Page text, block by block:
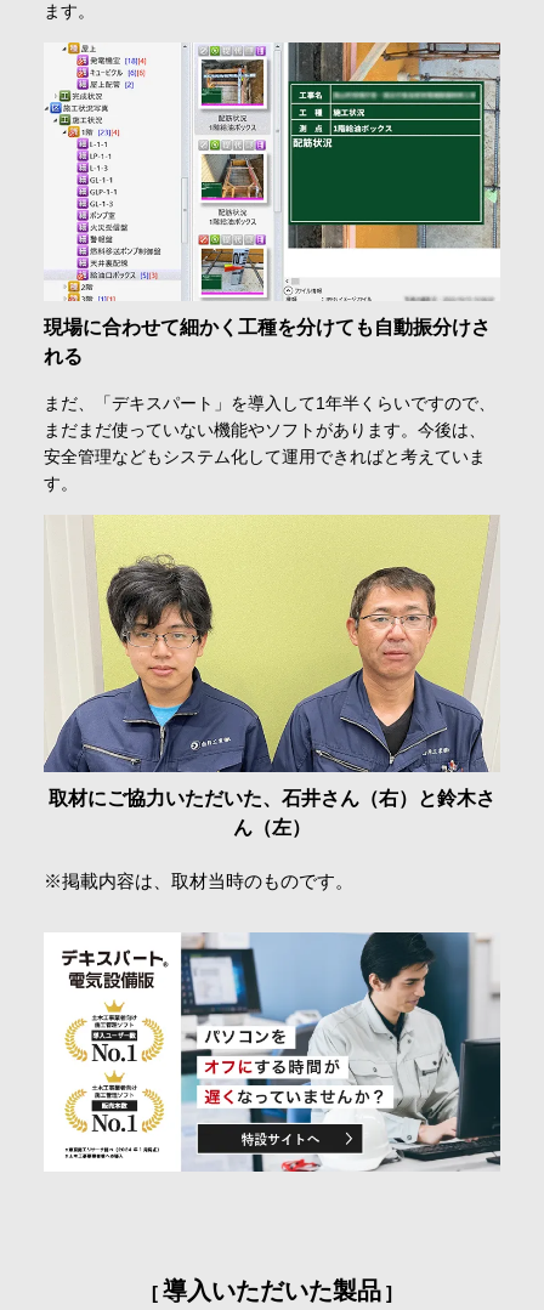
ます。
現場に合わせて細かく工種を分けても自動振分けさ
れる
まだ、「デキスパート」を導入して1年半くらいですので、
まだまだ使っていない機能やソフトがあります。今後は、
安全管理などもシステム化して運用できればと考えていま
す。
取材にご協力いただいた、石井さん（右）と鈴木さ
ん（左）
※掲載内容は、取材当時のものです。
導入いただいた製品